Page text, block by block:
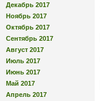
Декабрь 2017
Ноябрь 2017
Октябрь 2017
Сентябрь 2017
Август 2017
Июль 2017
Июнь 2017
Май 2017
Апрель 2017